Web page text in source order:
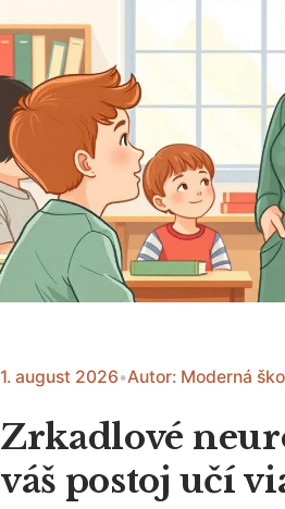
1. august 2026•Autor: Moderná
Zrkadlové
váš postoj učí